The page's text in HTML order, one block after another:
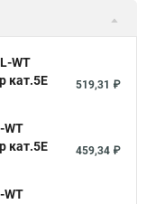
WT
кат.5E
519,31 ₽
WT
кат.5E
459,34 ₽
WT